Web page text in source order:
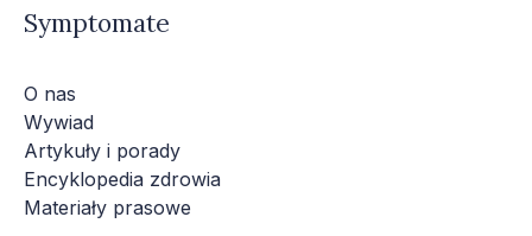
Symptomate
O nas
Wywiad
Artykuły i porady
Encyklopedia zdrowia
Materiały prasowe